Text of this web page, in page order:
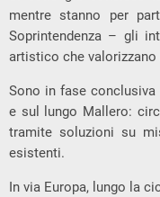
mentre stanno per
Soprintendenza – gli
artistico che valorizzano
Sono in fase
e sul lungo Mallero:
tramite soluzioni su
esistenti.
In via Europa, lungo la